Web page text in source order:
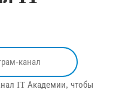
канал
IT Академии, чтобы